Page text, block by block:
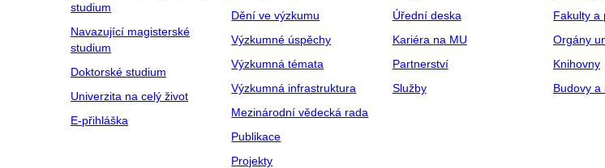
studium
Navazující magisterské
studium
Doktorské studium
Univerzita na celý život
E-přihláška
Dění ve výzkumu
Výzkumné úspěchy
Výzkumná témata
Výzkumná infrastruktura
Mezinárodní vědecká rada
Publikace
Projekty
Úřední deska
Kariéra na MU
Partnerství
Služby
Fakulty a
Orgány
Knihovny
Budovy a